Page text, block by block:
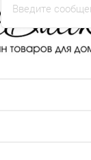
Введите